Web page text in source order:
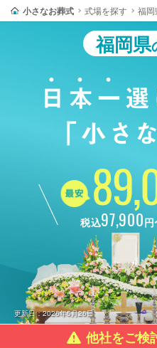
小さなお葬式 式場を探す 福岡
福岡県
税込97,900円
更新日：2026年5月26日
他社をご検